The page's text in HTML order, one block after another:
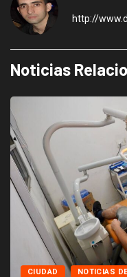
http://
Noticias
CIUDAD NOTICIAS